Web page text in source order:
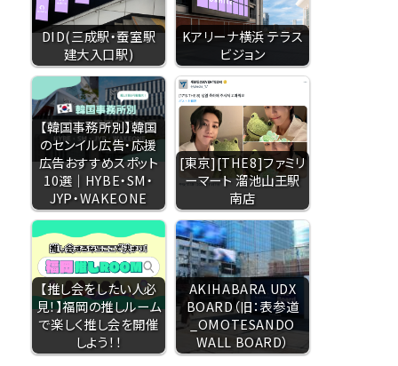
DID(三成駅・蚕室駅
建大入口駅)
Kアリーナ横浜 テラス
ビジョン
【韓国事務所別】韓国
のセンイル広告・応援
広告おすすめスポット
10選｜HYBE・SM・
JYP・WAKEONE
[東京][THE8]ファミリ
ーマート 溜池山王駅
南店
【推し会をしたい人必
見！】福岡の推しルーム
で楽しく推し会を開催
しよう！！
AKIHABARA UDX
BOARD（旧：表参道
_OMOTESANDO
WALL BOARD）